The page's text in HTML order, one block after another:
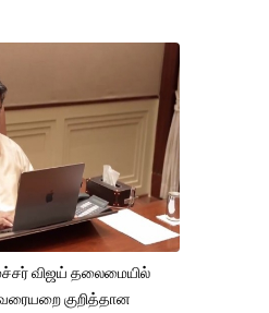
விஜய் தலைமையில்
குறித்தான